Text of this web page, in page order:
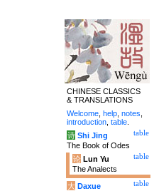
CHINESE CLASSICS
& TRANSLATIONS
Welcome help notes
introduction table
table
诗 Shi Jing
The Book of Odes
table
论 Lun Yu
The Analects
table
大 Daxue